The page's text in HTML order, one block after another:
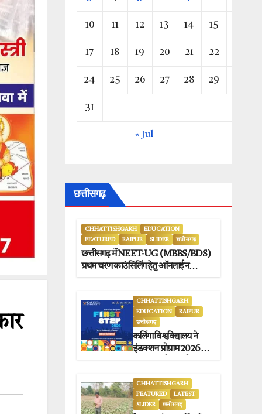
10 11 12 13 14 15
17 18 19 20 21 22
24 25 26 27 28 29
31
« Jul
छत्तीसगढ़
CHHATTISHGARH
EDUCATION
FEATURED
RAIPUR SLIDER छत्तीसगढ़
छत्तीसगढ़ में NEET-UG (MBBS/BDS)
प्रथम चरण काउंसिलिंग हेतु ऑनलाईन
CHHATTISHGARH
EDUCATION
RAIPUR
छत्तीसगढ़
कलिंगा विश्वविद्यालय ने
इंडक्शन प्रोग्राम 2026 का
CHHATTISHGARH
FEATURED
LATEST
SLIDER
छत्तीसगढ़